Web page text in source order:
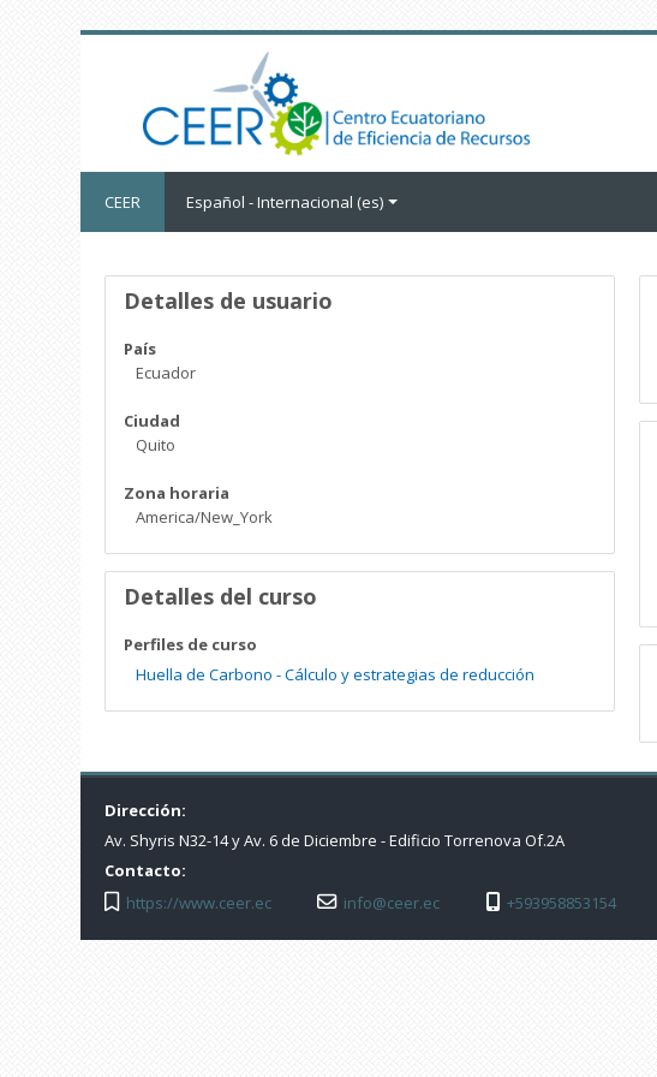
CEER Español - Internacional ‎(es)‎
Perfil de usuario
Detalles de usuario
País
Ecuador
Ciudad
Quito
Zona horaria
America/New_York
Detalles del curso
Perfiles de curso
Huella de Carbono - Cálculo y estrategias de reducción
Dirección:
Av. Shyris N32-14 y Av. 6 de Diciembre - Edificio Torrenova Of.2A
Contacto:
https://www.ceer.ec
info@ceer.ec +593958853154